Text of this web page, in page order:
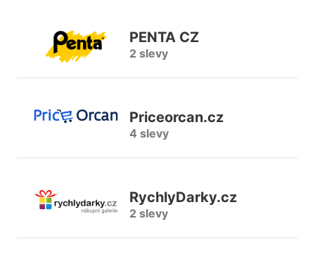
PENTA CZ
2 slevy
Priceorcan.cz
4 slevy
RychlyDarky.cz
2 slevy